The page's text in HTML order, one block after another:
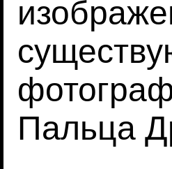
Пальца